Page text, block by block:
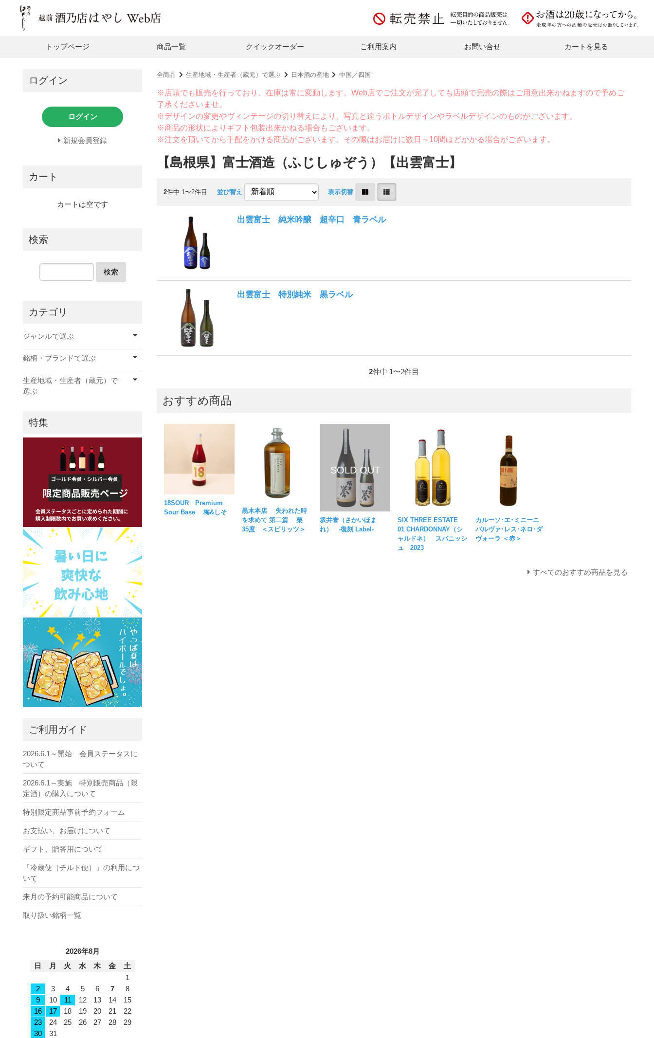
トップページ 商品一覧 クイックオーダー ご利用案内 お問い合せ カートを見る
全商品 生産地域・生産者（蔵元）で選ぶ 日本酒の産地 中国／四国
※店頭でも販売を行っており、在庫は常に変動します。Web店でご注文が完了しても店頭で完売の際はご用意出来かねますので予めご
了承くださいませ。
※デザインの変更やヴィンテージの切り替えにより、写真と違うボトルデザインやラベルデザインのものがございます。
※商品の形状によりギフト包装出来かねる場合もございます。
※注文を頂いてから手配をかける商品がございます。その際はお届けに数日～10間ほどかかる場合がございます。
【島根県】富士酒造（ふじしゅぞう）【出雲富士】
2件中 1〜2件目 並び替え 表示切替
出雲富士 純米吟醸 超辛口 青ラベル
出雲富士 特別純米 黒ラベル
2件中 1〜2件目
おすすめ商品
18SOUR Premium
Sour Base 梅&しそ
黒木本店 失われた時
を求めて 第二篇 栗
35度 ＜スピリッツ＞
坂井誉（さかいほま
れ） -復刻 Label-
SIX THREE ESTATE
01 CHARDONNAY（シ
ャルドネ） スパニッシ
ュ 2023
カルーソ･エ･ミニーニ
パルヴァ･レス･ネロ･ダ
ヴォーラ ＜赤＞
すべてのおすすめ商品を見る
ログイン
ログイン
新規会員登録
カート
カートは空です
検索
検索
カテゴリ
ジャンルで選ぶ
銘柄・ブランドで選ぶ
生産地域・生産者（蔵元）で
選ぶ
特集
ご利用ガイド
2026.6.1～開始 会員ステータスに
ついて
2026.6.1～実施 特別販売商品（限
定酒）の購入について
特別限定商品事前予約フォーム
お支払い、お届けについて
ギフト、贈答用について
「冷蔵便（チルド便）」の利用につ
いて
来月の予約可能商品について
取り扱い銘柄一覧
2026年8月
日
月 火 水 木 金
土
1
2
3 4 5 6 7
8
9
10 11 12 13 14
15
16
17 18 19 20 21
22
23
24 25 26 27 28
29
30
31